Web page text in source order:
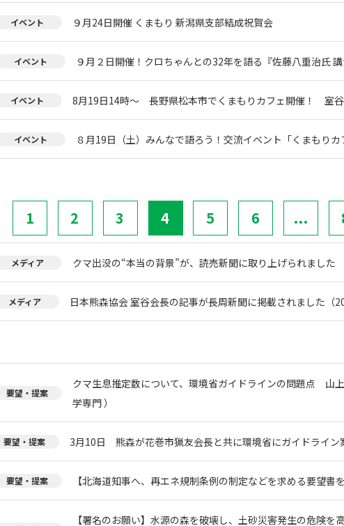
イベント ９月24日開催 くまもり 新潟県支部結成祝賀会
イベント ９月２日開催！クロちゃんとの32年を語る『佐藤八重治氏 講
イベント 8月19日14時～ 長野県松本市でくまもりカフェ開催！ 室
イベント ８月19日（土）みんなで語ろう！交流イベント「くまもりカ
1 2 3 4 5 6 ...
メディア クマ出没の“本当の背景”が、読売新聞に取り上げられました
メディア 日本熊森協会 室谷会長の記事が長周新聞に掲載されました（
要望・提案
クマ生息推定数について、環境省ガイドラインの問題点 山
学専門 ）
要望・提案 3月10日 熊森が花巻市猟友会長と共に環境省にガイドライン
要望・提案 【北海道知事へ、再エネ規制条例の制定などを求める要望書
【署名のお願い】水源の森を破壊し、土砂災害発生の危険を